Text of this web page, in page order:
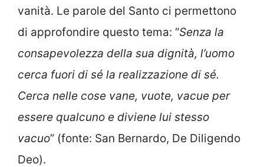
vanità. Le parole del Santo ci permettono
di approfondire questo tema: “Senza la
consapevolezza della sua dignità, l’uomo
cerca fuori di sé la realizzazione di sé.
Cerca nelle cose vane, vuote, vacue per
essere qualcuno e diviene lui stesso
vacuo” (fonte: San Bernardo, De Diligendo
Deo).